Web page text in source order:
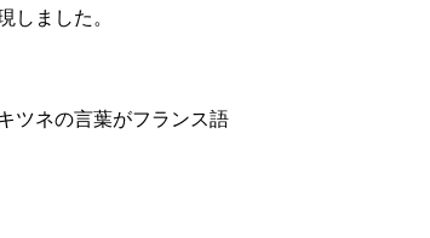
ました。
ツネの言葉がフランス語